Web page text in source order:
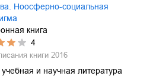
Ноосферно-социальная
книга
4
книги 2016
учебная и научная литература